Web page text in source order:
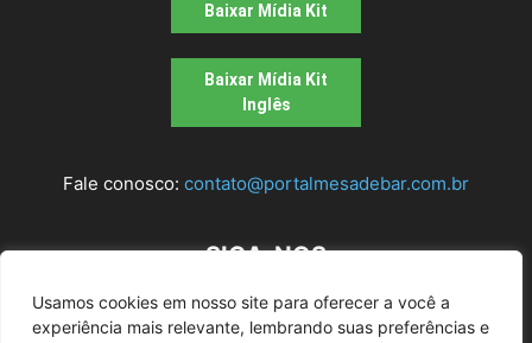
Usamos cookies em nosso site para oferecer a você a
experiência mais relevante, lembrando suas preferências e
Baixar Mídia Kit
Baixar Mídia Kit
Inglês
Fale conosco: contato@portalmesadebar.com.br
SIGA-NOS